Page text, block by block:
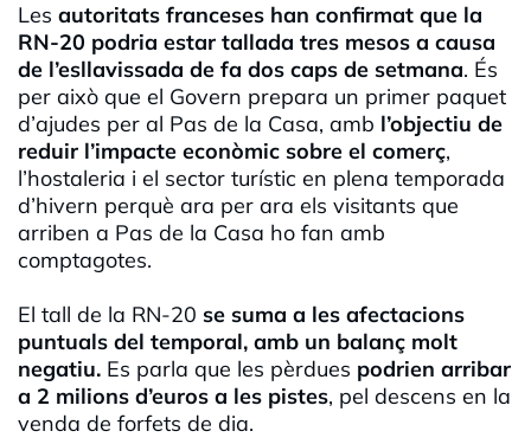
Les autoritats franceses han confirmat que la
RN-20 podria estar tallada tres mesos a causa
de l’esllavissada de fa dos caps de setmana. És
per això que el Govern prepara un primer paquet
d’ajudes per al Pas de la Casa, amb l’objectiu de
reduir l’impacte econòmic sobre el comerç,
l’hostaleria i el sector turístic en plena temporada
d’hivern perquè ara per ara els visitants que
arriben a Pas de la Casa ho fan amb
comptagotes.
El tall de la RN-20 se suma a les afectacions
puntuals del temporal, amb un balanç molt
negatiu. Es parla que les pèrdues podrien arribar
a 2 milions d’euros a les pistes, pel descens en la
venda de forfets de dia.